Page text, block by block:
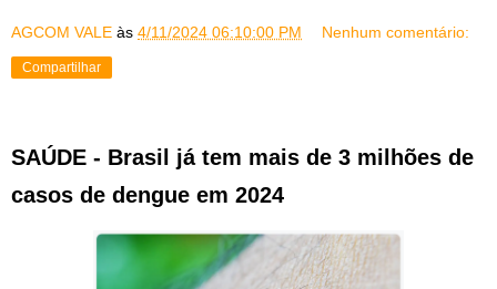
AGCOM VALE às 4/11/2024 06:10:00 PM Nenhum comentário:
Compartilhar
SAÚDE - Brasil já tem mais de 3 milhões de
casos de dengue em 2024